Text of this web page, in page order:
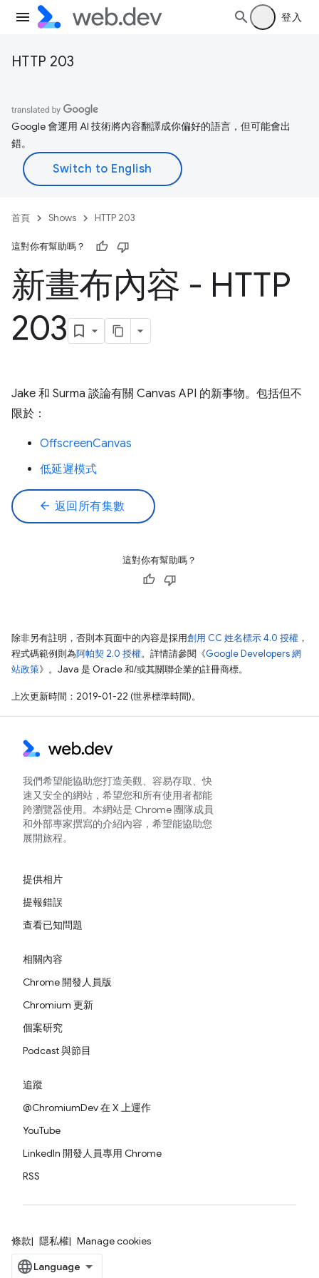
登入
HTTP 203
Google 會運用 AI 技術將內容翻譯成你偏好的語言，但可能會出
錯。
首頁 Shows HTTP 203
這對你有幫助嗎？
新畫布內容 - HTTP
203
Jake 和 Surma 談論有關 Canvas API 的新事物。包括但不
限於：
OffscreenCanvas
低延遲模式
arrow_back 返回所有集數
這對你有幫助嗎？
除非另有註明，否則本頁面中的內容是採用創用 CC 姓名標示 4.0 授權 ，
程式碼範例則為阿帕契 2.0 授權。詳情請參閱《Google Developers 網
站政策》。Java 是 Oracle 和/或其關聯企業的註冊商標。
上次更新時間：2019-01-22 (世界標準時間)。
我們希望能協助您打造美觀、容易存取、快
速又安全的網站，希望您和所有使用者都能
跨瀏覽器使用。本網站是 Chrome 團隊成員
和外部專家撰寫的介紹內容，希望能協助您
展開旅程。
提供相片
提報錯誤
查看已知問題
相關內容
Chrome 開發人員版
Chromium 更新
個案研究
Podcast 與節目
追蹤
@ChromiumDev 在 X 上運作
YouTube
LinkedIn 開發人員專用 Chrome
RSS
條款 隱私權 Manage cookies